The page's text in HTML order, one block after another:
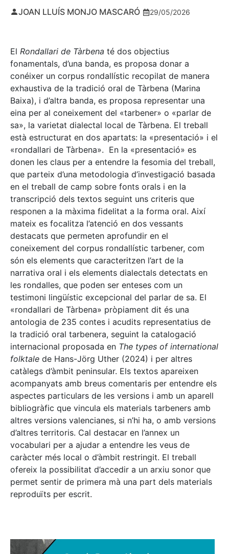
JOAN LLUÍS MONJO MASCARÓ 29/05/2026
El Rondallari de Tàrbena té dos objectius
fonamentals, d’una banda, es proposa donar a
conéixer un corpus rondallístic recopilat de manera
exhaustiva de la tradició oral de Tàrbena (Marina
Baixa), i d’altra banda, es proposa representar una
eina per al coneixement del «tarbener» o «parlar de
sa», la varietat dialectal local de Tàrbena. El treball
està estructurat en dos apartats: la «presentació» i el
«rondallari de Tàrbena». En la «presentació» es
donen les claus per a entendre la fesomia del treball,
que parteix d’una metodologia d’investigació basada
en el treball de camp sobre fonts orals i en la
transcripció dels textos seguint uns criteris que
responen a la màxima fidelitat a la forma oral. Així
mateix es focalitza l’atenció en dos vessants
destacats que permeten aprofundir en el
coneixement del corpus rondallístic tarbener, com
són els elements que caracteritzen l’art de la
narrativa oral i els elements dialectals detectats en
les rondalles, que poden ser enteses com un
testimoni lingüístic excepcional del parlar de sa. El
«rondallari de Tàrbena» pròpiament dit és una
antologia de 235 contes i acudits representatius de
la tradició oral tarbenera, seguint la catalogació
internacional proposada en The types of international
folktale de Hans-Jörg Uther (2024) i per altres
catàlegs d’àmbit peninsular. Els textos apareixen
acompanyats amb breus comentaris per entendre els
aspectes particulars de les versions i amb un aparell
bibliogràfic que vincula els materials tarbeners amb
altres versions valencianes, si n’hi ha, o amb versions
d’altres territoris. Cal destacar en l’annex un
vocabulari per a ajudar a entendre les veus de
caràcter més local o d’àmbit restringit. El treball
ofereix la possibilitat d’accedir a un arxiu sonor que
permet sentir de primera mà una part dels materials
reproduïts per escrit.